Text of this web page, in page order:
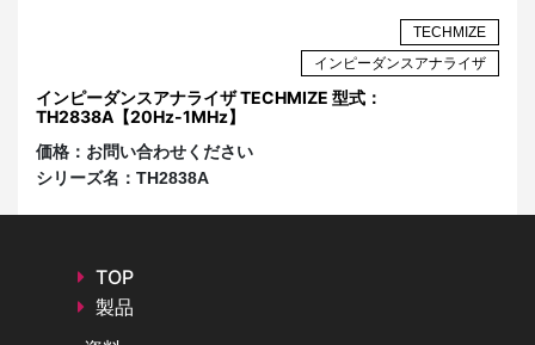
TECHMIZE
インピーダンスアナライザ
インピーダンスアナライザ TECHMIZE 型式：
TH2838A【20Hz-1MHz】
価格： お問い合わせください
シリーズ名： TH2838A
TOP
製品